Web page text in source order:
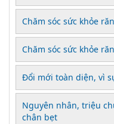
Chăm sóc sức khỏe
Chăm sóc sức khỏe
Đổi mới toàn diện, vì
Nguyên nhân, triệu
chân bẹt